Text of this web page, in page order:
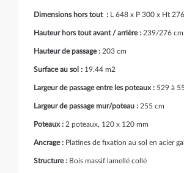
Dimensions hors tout : L 648 x P 300 x Ht
Hauteur hors tout avant / arrière : 239/276 cm
Hauteur de passage : 203 cm
Surface au sol : 19.44 m2
Largeur de passage entre les poteaux : 529 à
Largeur de passage mur/poteau : 255 cm
Poteaux : 2 poteaux, 120 x 120 mm
Ancrage : Platines de fixation au sol en acier
Structure : Bois massif lamellé collé